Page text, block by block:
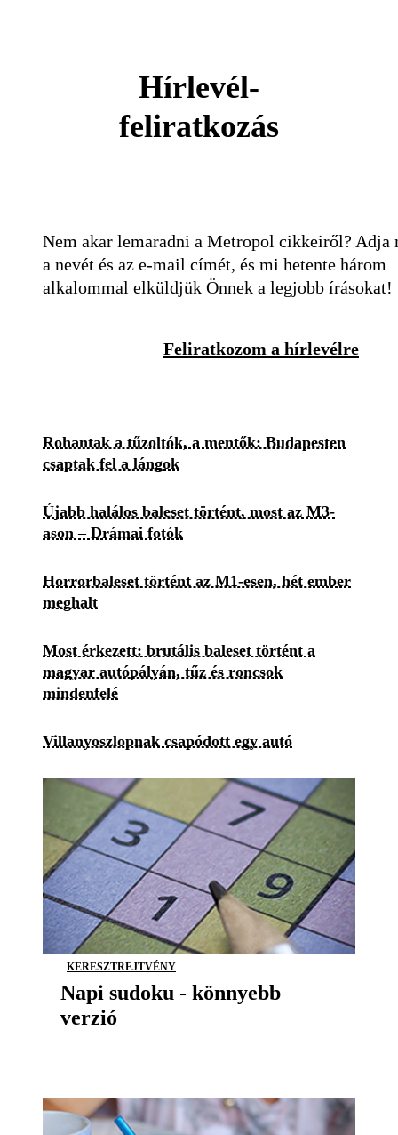
Hírlevél-
feliratkozás
Nem akar lemaradni a Metropol cikkeiről? Adja
a nevét és az e-mail címét, és mi hetente három
alkalommal elküldjük Önnek a legjobb írásokat!
Feliratkozom a hírlevélre
Rohantak a tűzoltók, a mentők: Budapesten
csaptak fel a lángok
Újabb halálos baleset történt, most az M3-
ason – Drámai fotók
Horrorbaleset történt az M1-esen, hét ember
meghalt
Most érkezett: brutális baleset történt a
magyar autópályán, tűz és roncsok
mindenfelé
Villanyoszlopnak csapódott egy autó
KERESZTREJTVÉNY
Napi sudoku - könnyebb
verzió